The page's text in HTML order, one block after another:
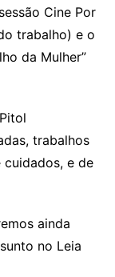
Cine Por
trabalho) e o
da Mulher”
trabalhos
e de
ainda
no Leia